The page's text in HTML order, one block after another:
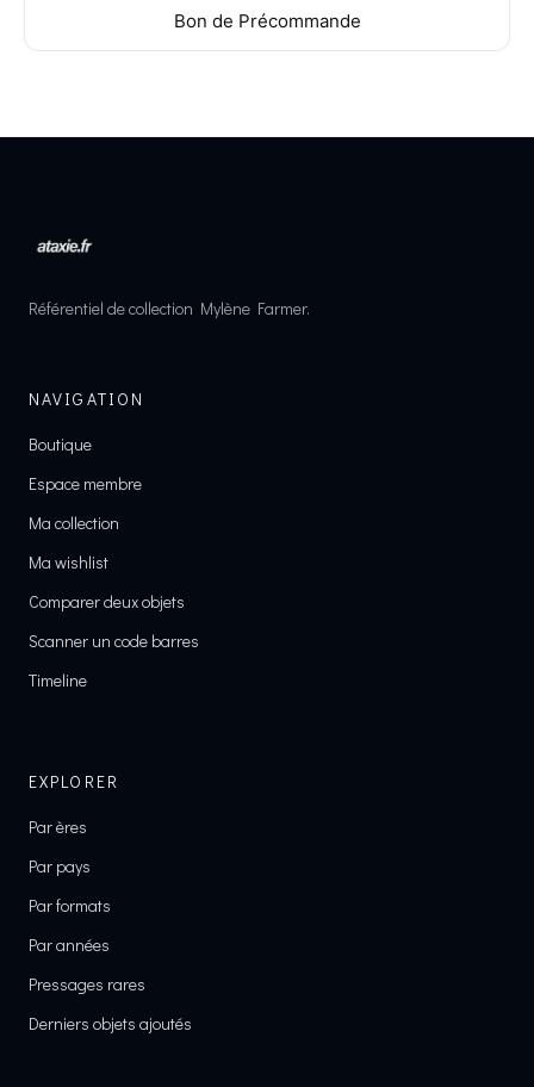
Bon de Précommande
Référentiel de collection Mylène Farmer.
NAVIGATION
Boutique
Espace membre
Ma collection
Ma wishlist
Comparer deux objets
Scanner un code barres
Timeline
EXPLORER
Par ères
Par pays
Par formats
Par années
Pressages rares
Derniers objets ajoutés